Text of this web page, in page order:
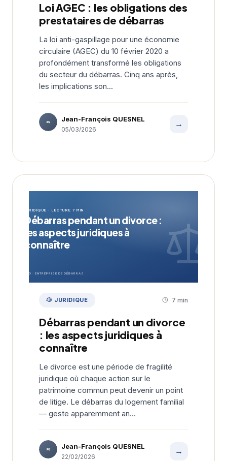
Loi AGEC : les obligations des
prestataires de débarras
La loi anti-gaspillage pour une économie
circulaire (AGEC) du 10 février 2020 a
profondément transformé les obligations
du secteur du débarras. Cinq ans après,
les implications son...
JFQ Jean-François QUESNEL
05/03/2026
→
JURIDIQUE · LECTURE 7 MIN
Débarras pendant un divorce :
les aspects juridiques à
connaître
EDD · ENTREPRISE DE DÉBARRAS
JURIDIQUE 7 min
Débarras pendant un divorce
: les aspects juridiques à
connaître
Le divorce est une période de fragilité
juridique où chaque action sur le
patrimoine commun peut devenir un point
de litige. Le débarras du logement familial
— geste apparemment an...
JFQ Jean-François QUESNEL
22/02/2026
→